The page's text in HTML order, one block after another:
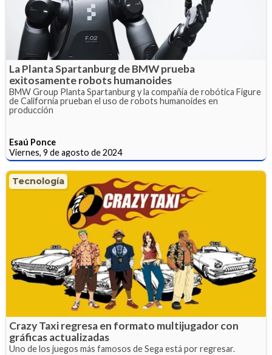
La Planta Spartanburg de BMW prueba
exitosamente robots humanoides
BMW Group Planta Spartanburg y la compañía de robótica Figure
de California prueban el uso de robots humanoides en
producción
Esaú Ponce
Viernes, 9 de agosto de 2024
Tecnología
Crazy Taxi regresa en formato multijugador con
gráficas actualizadas
Uno de los juegos más famosos de Sega está por regresar.